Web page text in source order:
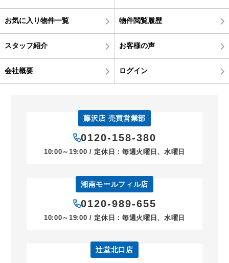
お気に入り物件一覧 物件閲覧履歴
スタッフ紹介 お客様の声
会社概要 ログイン
藤沢店 売買営業部
0120-158-380
10:00～19:00 / 定休日：毎週火曜日、水曜日
湘南モールフィル店
0120-989-655
10:00～19:00 / 定休日：毎週火曜日、水曜日
辻堂北口店